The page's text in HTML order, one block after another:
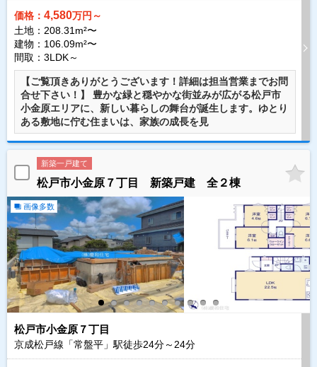
価格： 4,580万円～
土地：208.31m²〜
建物：106.09m²〜
間取：3LDK～
【ご覧頂きありがとうございます！詳細は担当営業までお問
合せ下さい！】 豊かな緑と穏やかな街並みが広がる松戸市
小金原エリアに、新しい暮らしの舞台が誕生します。ゆとり
ある敷地に佇む住まいは、家族の成長を見
新築一戸建て
松戸市小金原７丁目 新築戸建 全２棟
画像多数
松戸市小金原７丁目
京成松戸線「常盤平」駅徒歩24分～ 24分